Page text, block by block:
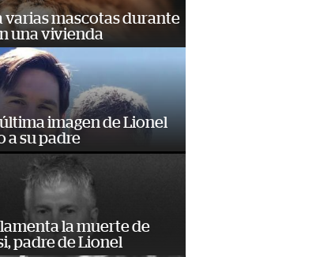
varias mascotas durante
una vivienda
imagen de Lionel
a su padre
la muerte de
padre de Lionel